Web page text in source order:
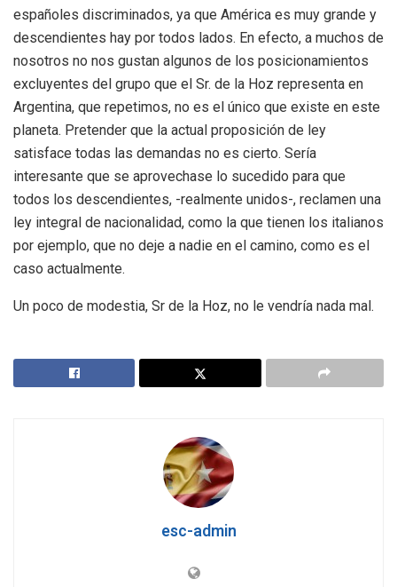
españoles discriminados, ya que América es muy grande y
descendientes hay por todos lados. En efecto, a muchos de
nosotros no nos gustan algunos de los posicionamientos
excluyentes del grupo que el Sr. de la Hoz representa en
Argentina, que repetimos, no es el único que existe en este
planeta. Pretender que la actual proposición de ley
satisface todas las demandas no es cierto. Sería
interesante que se aprovechase lo sucedido para que
todos los descendientes, -realmente unidos-, reclamen una
ley integral de nacionalidad, como la que tienen los italianos
por ejemplo, que no deje a nadie en el camino, como es el
caso actualmente.
Un poco de modestia, Sr de la Hoz, no le vendría nada mal.
esc-admin